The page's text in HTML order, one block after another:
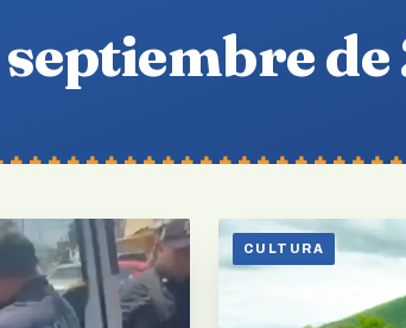
septiembre
CULTURA